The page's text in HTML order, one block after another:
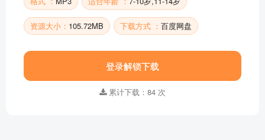
资源大小： 105.72MB 下载方式 ： 百度网盘
登录解锁下载
累计下载：84 次